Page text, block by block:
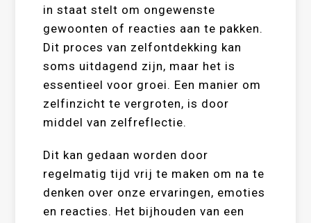
in staat stelt om ongewenste
gewoonten of reacties aan te pakken.
Dit proces van zelfontdekking kan
soms uitdagend zijn, maar het is
essentieel voor groei. Een manier om
zelfinzicht te vergroten, is door
middel van zelfreflectie.
Dit kan gedaan worden door
regelmatig tijd vrij te maken om na te
denken over onze ervaringen, emoties
en reacties. Het bijhouden van een